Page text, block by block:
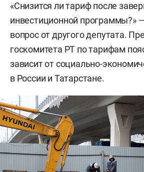
«Снизится ли тариф после
инвестиционной программы?»
вопрос от другого депутата.
госкомитета РТ по тарифам
зависит от социально-
в России и Татарстане.